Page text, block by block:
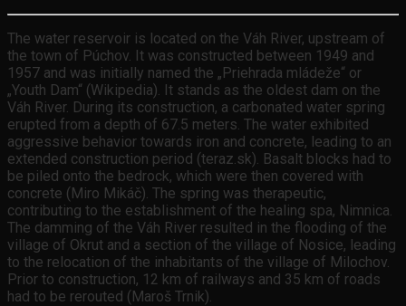
The water reservoir is located on the Váh River, upstream of
the town of Púchov. It was constructed between 1949 and
1957 and was initially named the „Priehrada mládeže“ or
„Youth Dam“ (Wikipedia). It stands as the oldest dam on the
Váh River. During its construction, a carbonated water spring
erupted from a depth of 67.5 meters. The water exhibited
aggressive behavior towards iron and concrete, leading to an
extended construction period (teraz.sk). Basalt blocks had to
be piled onto the bedrock, which were then covered with
concrete (Miro Mikáč). The spring was therapeutic,
contributing to the establishment of the healing spa, Nimnica.
The damming of the Váh River resulted in the flooding of the
village of Okrut and a section of the village of Nosice, leading
to the relocation of the inhabitants of the village of Milochov.
Prior to construction, 12 km of railways and 35 km of roads
had to be rerouted (Maroš Trnik).